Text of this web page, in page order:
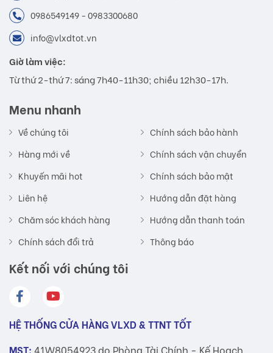
0986549149 - 0983300680
info@vlxdtot.vn
Giờ làm việc:
Từ thứ 2-thứ 7: sáng 7h40-11h30; chiều 12h30-17h.
Menu nhanh
Về chúng tôi
Hàng mới về
Khuyến mãi hot
Liên hệ
Chăm sóc khách hàng
Chính sách đổi trả
Chính sách bảo hành
Chính sách vận chuyển
Chính sách bảo mật
Hướng dẫn đặt hàng
Hướng dẫn thanh toán
Thông báo
Kết nối với chúng tôi
HỆ THỐNG CỬA HÀNG VLXD & TTNT TỐT
MST: 41W8054923 do Phòng Tài Chính - Kế Hoạch